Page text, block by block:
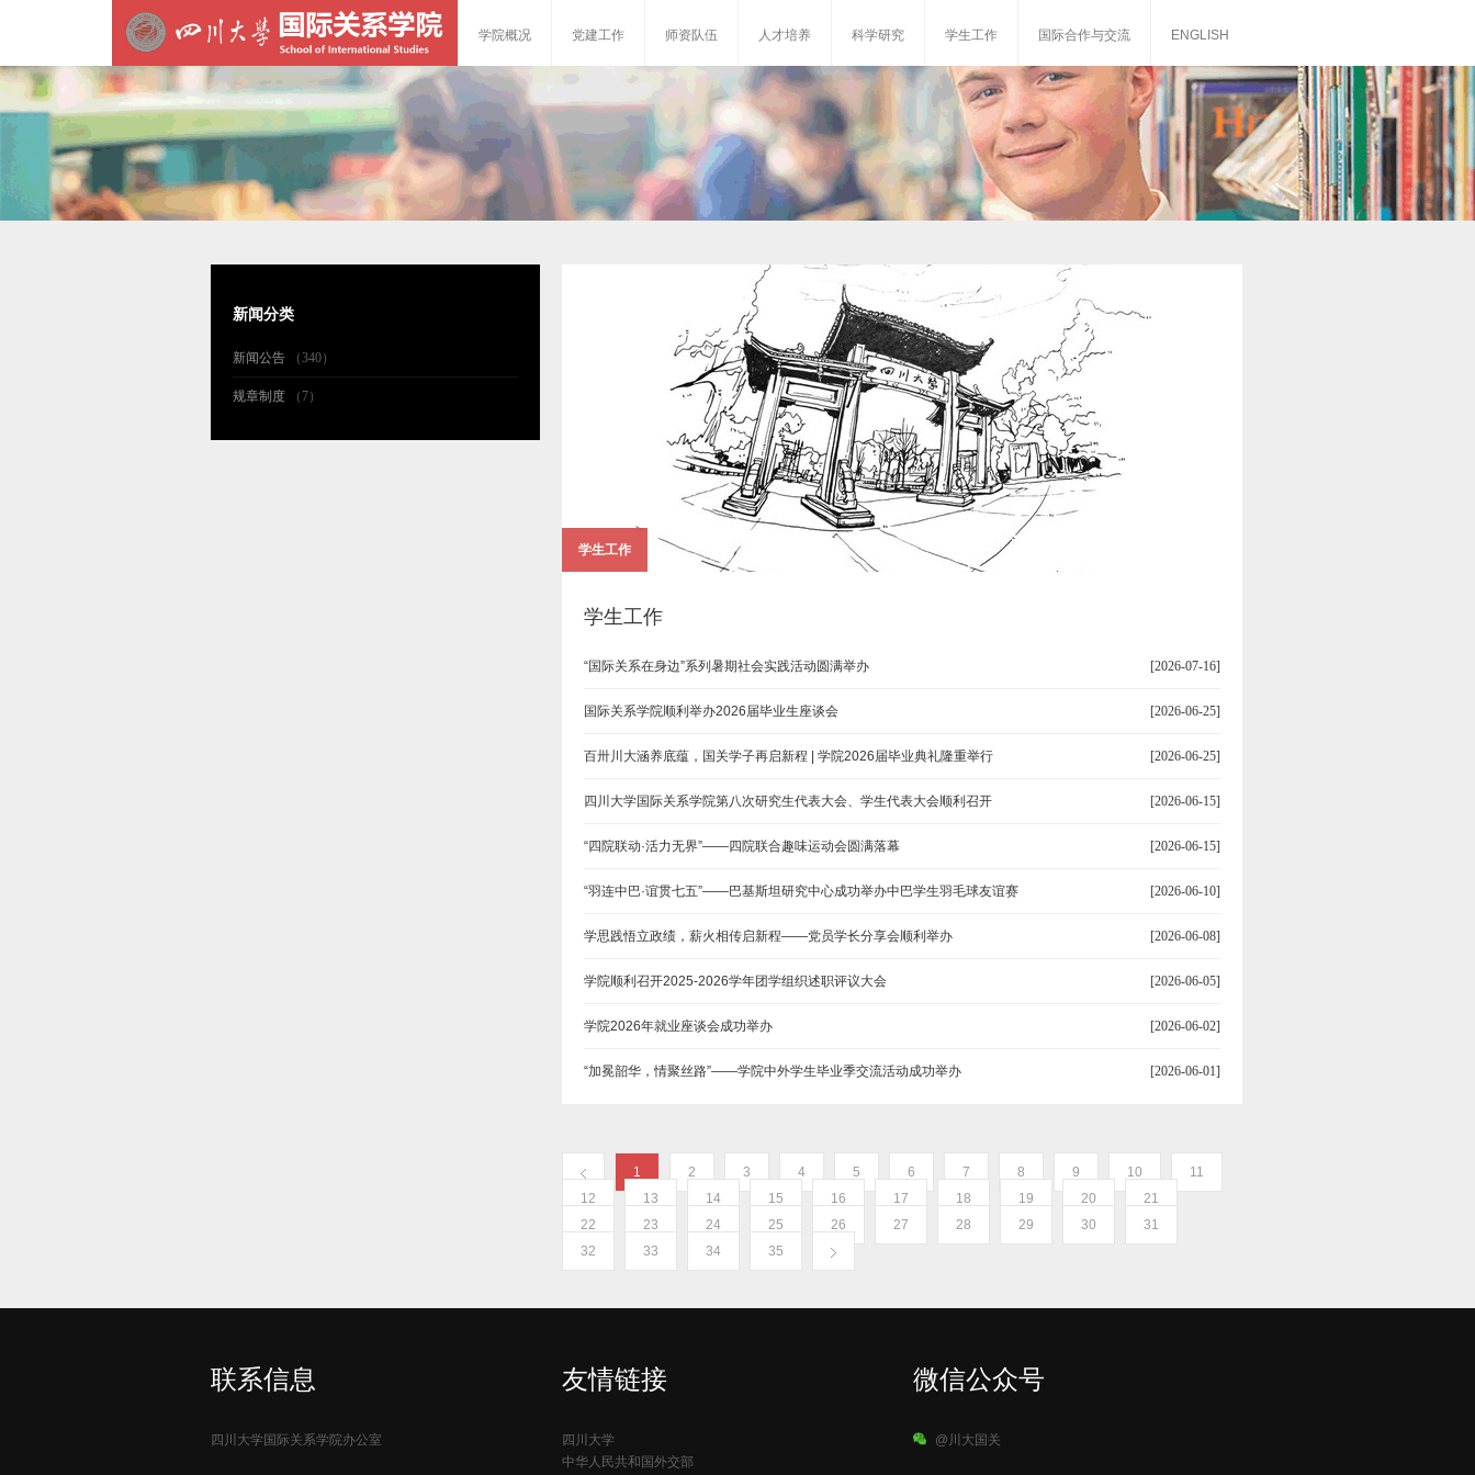
学院概况 党建工作 师资队伍 人才培养 科学研究 学生工作 国际合作与交流 ENGLISH
新闻分类
新闻公告 （340）
规章制度 （7）
学生工作
学生工作
“国际关系在身边”系列暑期社会实践活动圆满举办 [2026-07-16]
国际关系学院顺利举办2026届毕业生座谈会 [2026-06-25]
百卅川大涵养底蕴，国关学子再启新程 | 学院2026届毕业典礼隆重举行 [2026-06-25]
四川大学国际关系学院第八次研究生代表大会、学生代表大会顺利召开 [2026-06-15]
“四院联动·活力无界”——四院联合趣味运动会圆满落幕 [2026-06-15]
“羽连中巴·谊贯七五”——巴基斯坦研究中心成功举办中巴学生羽毛球友谊赛 [2026-06-10]
学思践悟立政绩，薪火相传启新程——党员学长分享会顺利举办 [2026-06-08]
学院顺利召开2025-2026学年团学组织述职评议大会 [2026-06-05]
学院2026年就业座谈会成功举办 [2026-06-02]
“加冕韶华，情聚丝路”——学院中外学生毕业季交流活动成功举办 [2026-06-01]
1 2 3 4 5 6 7 8 9 10
11
12
13 14 15 16 17 18 19 20
21
22
23 24 25 26 27 28 29 30
31
32
33 34 35
联系信息
四川大学国际关系学院办公室
友情链接
四川大学
中华人民共和国外交部
微信公众号
@川大国关